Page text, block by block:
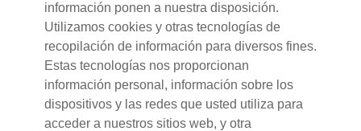
información ponen a nuestra disposición.
Utilizamos cookies y otras tecnologías de
recopilación de información para diversos fines.
Estas tecnologías nos proporcionan
información personal, información sobre los
dispositivos y las redes que usted utiliza para
acceder a nuestros sitios web, y otra